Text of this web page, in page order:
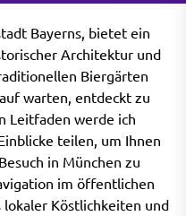
Bayerns, bietet ein
Architektur und
Biergärten
warten, entdeckt zu
Leitfaden werde ich
teilen, um Ihnen
in München zu
im öffentlichen
lokaler Köstlichkeiten und